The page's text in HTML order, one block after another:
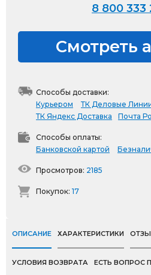
8 800 333
Смотреть
Способы доставки:
Курьером
ТК Деловые
ТК Яндекс Доставка
Почта
Способы оплаты:
Банковской картой
Просмотров: 2185
Покупок: 17
ОПИСАНИЕ ХАРАКТЕРИСТИКИ
УСЛОВИЯ ВОЗВРАТА ЕСТЬ ВОПРОС